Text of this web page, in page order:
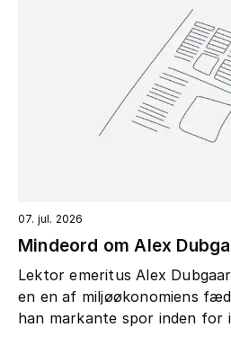
07. jul. 2026
Mindeord om Alex
Lektor emeritus Alex
en en af miljøøkonomiens
han markante spor inden for